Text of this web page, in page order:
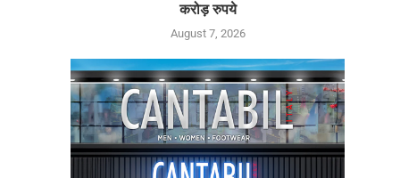
करोड़ रुपये
August 7, 2026